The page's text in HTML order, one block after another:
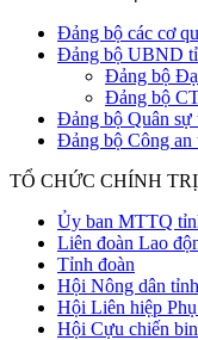
Đảng bộ các cơ
Đảng bộ UBND
Đảng bộ
Đảng bộ
Đảng bộ Quân sự
Đảng bộ Công an
TỔ CHỨC CHÍNH
Ủy ban MTTQ
Liên đoàn Lao
Tỉnh đoàn
Hội Nông dân tỉnh
Hội Liên hiệp
Hội Cựu chiến